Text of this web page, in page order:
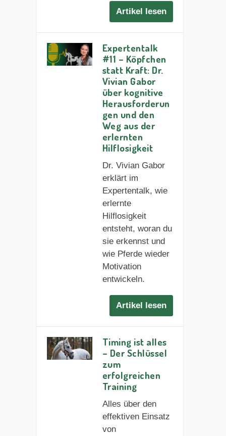
Artikel lesen
Expertentalk
#11 – Köpfchen
statt Kraft: Dr.
Vivian Gabor
über kognitive
Herausforderun
gen und den
Weg aus der
erlernten
Hilflosigkeit
Dr. Vivian Gabor
erklärt im
Expertentalk, wie
erlernte
Hilflosigkeit
entsteht, woran du
sie erkennst und
wie Pferde wieder
Motivation
entwickeln.
Artikel lesen
Timing ist alles
– Der Schlüssel
zum
erfolgreichen
Training
Alles über den
effektiven Einsatz
von